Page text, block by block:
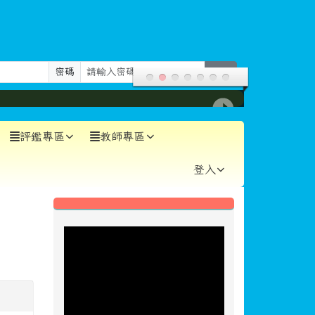
密碼 登入